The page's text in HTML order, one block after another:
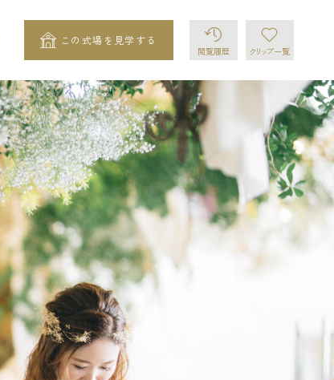
この式場を見学する
閲覧履歴 クリップ 一覧